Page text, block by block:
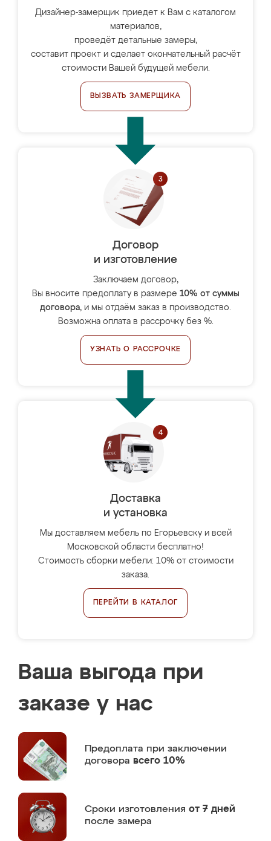
Дизайнер-замерщик приедет к Вам с каталогом
материалов,
проведёт детальные замеры,
составит проект и сделает окончательный расчёт
стоимости Вашей будущей мебели.
ВЫЗВАТЬ ЗАМЕРЩИКА
Договор
и изготовление
Заключаем договор,
Вы вносите предоплату в размере 10% от суммы
договора, и мы отдаём заказ в производство.
Возможна оплата в рассрочку без %.
УЗНАТЬ О РАССРОЧКЕ
Доставка
и установка
Мы доставляем мебель по Егорьевску и всей
Московской области бесплатно!
Стоимость сборки мебели: 10% от стоимости
заказа.
ПЕРЕЙТИ В КАТАЛОГ
Ваша выгода при
заказе у нас
Предоплата при заключении
договора всего 10%
Сроки изготовления от 7 дней
после замера